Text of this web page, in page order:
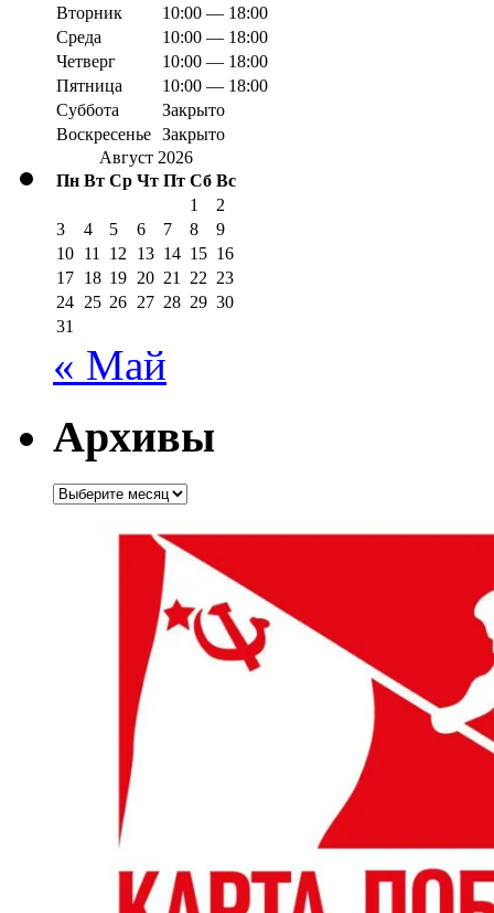
Вторник
10:00 — 18:00
Среда
10:00 — 18:00
Четверг
10:00 — 18:00
Пятница
10:00 — 18:00
Суббота
Закрыто
Воскресенье Закрыто
Август 2026
Пн Вт Ср Чт Пт Сб Вс
1
2
3
4 5 6 7 8
9
10 11 12 13 14 15 16
17 18 19 20 21 22 23
24 25 26 27 28 29 30
31
« Май
Архивы
Архивы